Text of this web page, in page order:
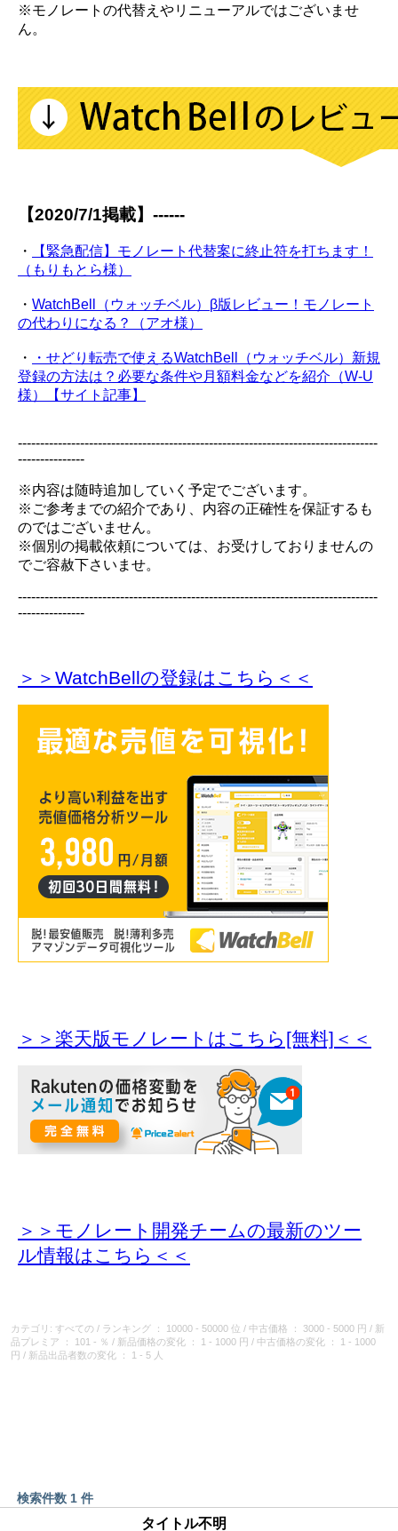
※モノレートの代替えやリニューアルではございませ
ん。
【2020/7/1掲載】------
・
【緊急配信】モノレート代替案に終止符を打ちます！
（もりもとら様）
・ WatchBell（ウォッチベル）β版レビュー！モノレート
の代わりになる？（アオ様）
・
・せどり転売で使えるWatchBell（ウォッチベル）新規
登録の方法は？必要な条件や月額料金などを紹介（W-U
様）【サイト記事】
---------------------------------------------------------------------------------
---------------
※内容は随時追加していく予定でございます。
※ご参考までの紹介であり、内容の正確性を保証するも
のではございません。
※個別の掲載依頼については、お受けしておりませんの
でご容赦下さいませ。
---------------------------------------------------------------------------------
---------------
＞＞WatchBellの登録はこちら＜＜
＞＞楽天版モノレートはこちら[無料]＜＜
＞＞モノレート開発チームの最新のツー
ル情報はこちら＜＜
カテゴリ: すべての / ランキング ： 10000 - 50000 位 / 中古価格 ： 3000 - 5000 円 / 新
品プレミア
： 101 - ％ / 新品価格の変化 ： 1 - 1000 円 / 中古価格の変化
： 1 - 1000
円
/ 新品出品者数の変化 ： 1 - 5 人
検索件数 1 件
タイトル不明